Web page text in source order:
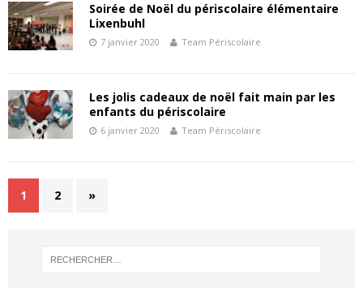
Soirée de Noël du périscolaire élémentaire
Lixenbuhl
7 janvier 2020 Team Périscolaire
Les jolis cadeaux de noël fait main par les
enfants du périscolaire
6 janvier 2020 Team Périscolaire
1 2 »